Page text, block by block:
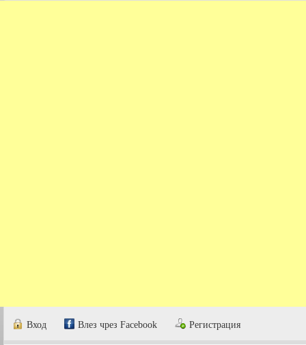
Вход Влез чрез Facebook Регистрация